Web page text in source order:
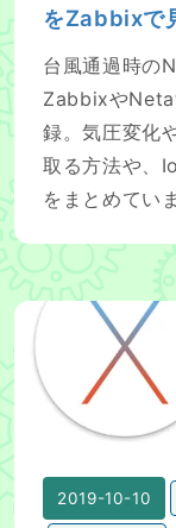
をZabbixで
台風通過時の
Zabbixや
録。気圧変化
取る方法や、
をまとめてい
Ansible +
2019-10-10